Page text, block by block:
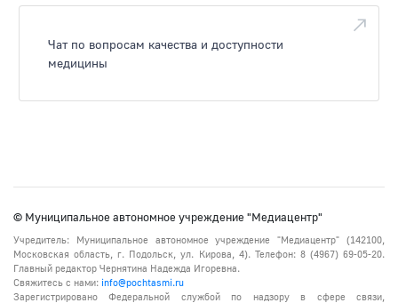
Чат по вопросам качества и доступности
медицины
© Муниципальное автономное учреждение "Медиацентр"
Учредитель: Муниципальное автономное учреждение "Медиацентр" (142100,
Московская область, г. Подольск, ул. Кирова, 4). Телефон: 8 (4967) 69-05-20.
Главный редактор Чернятина Надежда Игоревна.
Свяжитесь с нами: info@pochtasmi.ru
Зарегистрировано Федеральной службой по надзору в сфере связи,